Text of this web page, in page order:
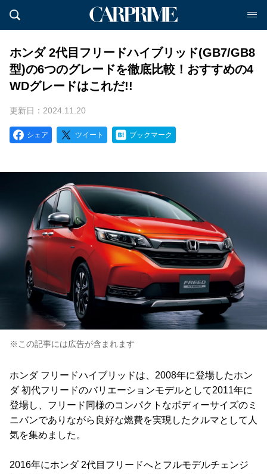
ホンダ 2代目フリードハイブリッド(GB7/GB8
型)の6つのグレードを徹底比較！おすすめの4
WDグレードはこれだ!!
更新日：2024.11.20
シェア ツイート ブックマーク
※この記事には広告が含まれます
ホンダ フリードハイブリッドは、2008年に登場したホン
ダ 初代フリードのバリエーションモデルとして2011年に
登場し、フリード同様のコンパクトなボディーサイズのミ
ニバンでありながら良好な燃費を実現したクルマとして人
気を集めました。
2016年にホンダ 2代目フリードへとフルモデルチェンジ